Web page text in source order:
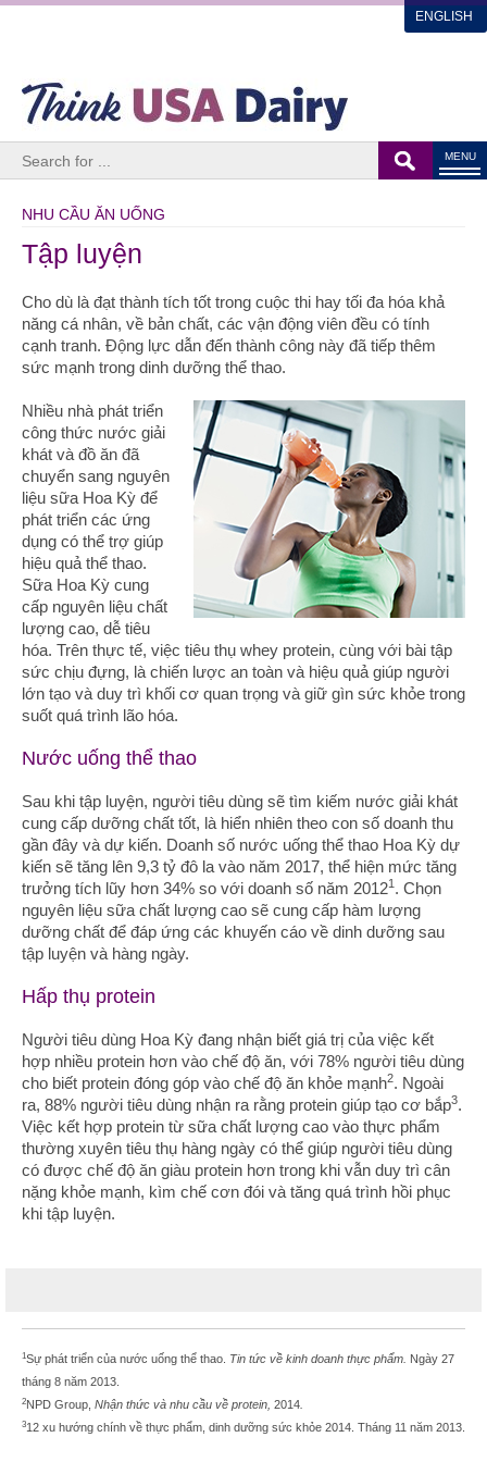
ENGLISH
MENU
NHU CẦU ĂN UỐNG
Tập luyện
Cho dù là đạt thành tích tốt trong cuộc thi hay tối đa hóa khả
năng cá nhân, về bản chất, các vận động viên đều có tính
cạnh tranh. Động lực dẫn đến thành công này đã tiếp thêm
sức mạnh trong dinh dưỡng thể thao.
Nhiều nhà phát triển
công thức nước giải
khát và đồ ăn đã
chuyển sang nguyên
liệu sữa Hoa Kỳ để
phát triển các ứng
dụng có thể trợ giúp
hiệu quả thể thao.
Sữa Hoa Kỳ cung
cấp nguyên liệu chất
lượng cao, dễ tiêu
hóa. Trên thực tế, việc tiêu thụ whey protein, cùng với bài tập
sức chịu đựng, là chiến lược an toàn và hiệu quả giúp người
lớn tạo và duy trì khối cơ quan trọng và giữ gìn sức khỏe trong
suốt quá trình lão hóa.
Nước uống thể thao
Sau khi tập luyện, người tiêu dùng sẽ tìm kiếm nước giải khát
cung cấp dưỡng chất tốt, là hiển nhiên theo con số doanh thu
gần đây và dự kiến. Doanh số nước uống thể thao Hoa Kỳ dự
kiến sẽ tăng lên 9,3 tỷ đô la vào năm 2017, thể hiện mức tăng
trưởng tích lũy hơn 34% so với doanh số năm 20121 . Chọn
nguyên liệu sữa chất lượng cao sẽ cung cấp hàm lượng
dưỡng chất để đáp ứng các khuyến cáo về dinh dưỡng sau
tập luyện và hàng ngày.
Hấp thụ protein
Người tiêu dùng Hoa Kỳ đang nhận biết giá trị của việc kết
hợp nhiều protein hơn vào chế độ ăn, với 78% người tiêu dùng
cho biết protein đóng góp vào chế độ ăn khỏe mạnh2. Ngoài
ra, 88% người tiêu dùng nhận ra rằng protein giúp tạo cơ bắp3.
Việc kết hợp protein từ sữa chất lượng cao vào thực phẩm
thường xuyên tiêu thụ hàng ngày có thể giúp người tiêu dùng
có được chế độ ăn giàu protein hơn trong khi vẫn duy trì cân
nặng khỏe mạnh, kìm chế cơn đói và tăng quá trình hồi phục
khi tập luyện.
1Sự phát triển của nước uống thể thao. Tin tức về kinh doanh thực phẩm. Ngày 27
tháng 8 năm 2013.
2NPD Group, Nhận thức và nhu cầu về protein, 2014
312 xu hướng chính về thực phẩm, dinh dưỡng sức khỏe 2014. Tháng 11 năm 2013.